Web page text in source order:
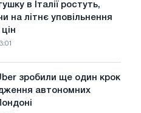
в Італії ростуть,
на літнє уповільнення
зробили ще один крок
автономних